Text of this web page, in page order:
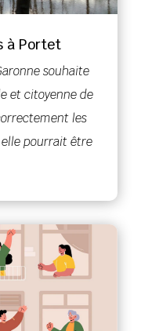
à Portet
souhaite
et citoyenne de
les
pourrait être